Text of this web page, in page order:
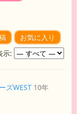
お気に入り
示:
ズWEST 10年